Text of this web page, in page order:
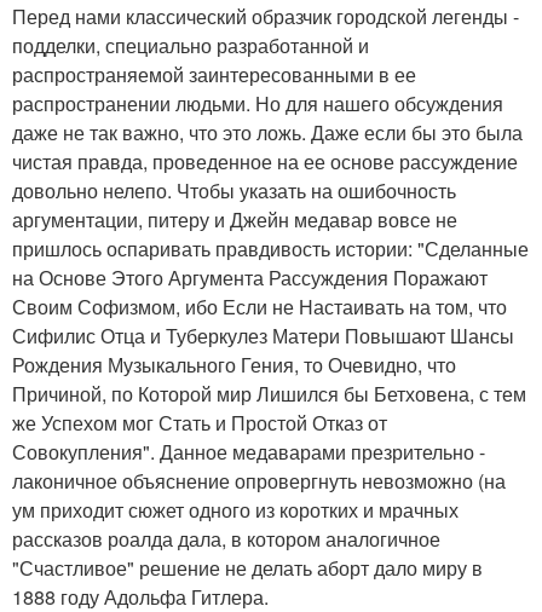
Перед нами классический образчик городской легенды -
подделки, специально разработанной и
распространяемой заинтересованными в ее
распространении людьми. Но для нашего обсуждения
даже не так важно, что это ложь. Даже если бы это была
чистая правда, проведенное на ее основе рассуждение
довольно нелепо. Чтобы указать на ошибочность
аргументации, питеру и Джейн медавар вовсе не
пришлось оспаривать правдивость истории: "Сделанные
на Основе Этого Аргумента Рассуждения Поражают
Своим Софизмом, ибо Если не Настаивать на том, что
Сифилис Отца и Туберкулез Матери Повышают Шансы
Рождения Музыкального Гения, то Очевидно, что
Причиной, по Которой мир Лишился бы Бетховена, с тем
же Успехом мог Стать и Простой Отказ от
Совокупления". Данное медаварами презрительно -
лаконичное объяснение опровергнуть невозможно (на
ум приходит сюжет одного из коротких и мрачных
рассказов роалда дала, в котором аналогичное
"Счастливое" решение не делать аборт дало миру в
1888 году Адольфа Гитлера.